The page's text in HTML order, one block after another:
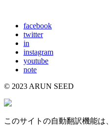
facebook
twitter
in
instagram
youtube
note
© 2023 ARUN SEED
このサイトの自動翻訳機能は、